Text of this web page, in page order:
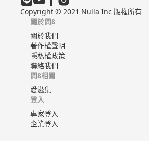
Copyright © 2021 Nulla Inc 版權所有
關於問8
關於我們
著作權聲明
隱私權政策
聯絡我們
問8相關
愛滋集
登入
專家登入
企業登入